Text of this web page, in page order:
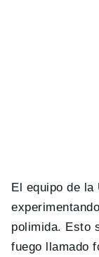
El equipo de la
polimida. Esto
fuego llamado